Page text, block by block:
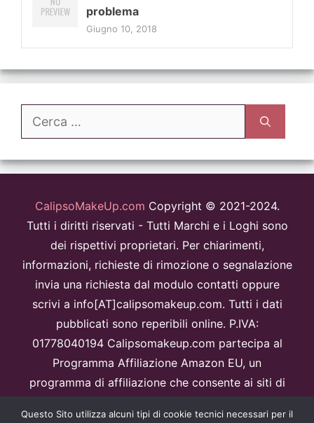
problema
Giugno 10, 2018
Ricerca
CalipsoMakeUp.com Copyright © 2021-2024.
Tutti i diritti riservati - Tutti Marchi e i Loghi sono
dei rispettivi proprietari. Per chiarimenti,
informazioni, richieste di rimozione o segnalazione
invia una richiesta dal modulo contatti oppure
scrivi a info[AT]calipsomakeup.com. Tutti i dati
pubblicati sono reperibili online. P.IVA:
01778040194 Calipsomakeup.com partecipa al
Programma Affiliazione Amazon EU, un
programma di affiliazione che consente ai siti di
Questo Sito utilizza alcuni tipi di cookie tecnici necessari per il